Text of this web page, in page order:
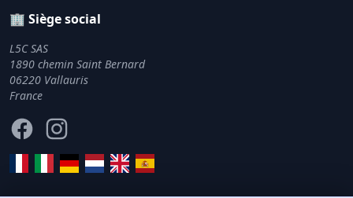
🏢 Siège social
L5C SAS
1890 chemin Saint Bernard
06220 Vallauris
France
FacebookInstagram